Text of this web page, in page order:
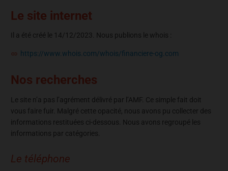
Le site internet
Il a été créé le 14/12/2023. Nous publions le whois :
https://www.whois.com/whois/financiere-og.com
Nos recherches
Le site n’a pas l’agrément délivré par l’AMF. Ce simple fait doit
vous faire fuir. Malgré cette opacité, nous avons pu collecter des
informations restituées ci-dessous. Nous avons regroupé les
informations par catégories.
Le téléphone